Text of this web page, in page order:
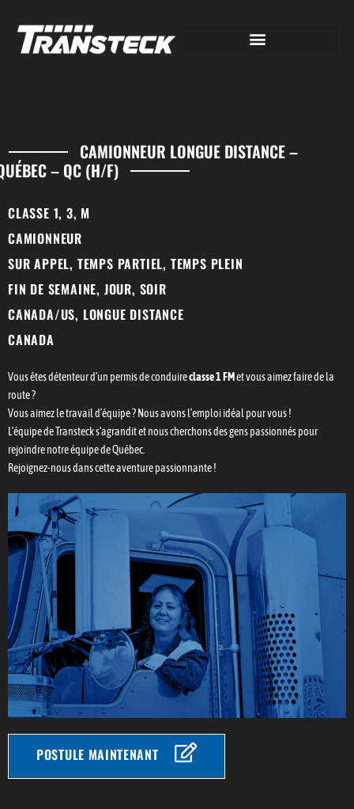
CAMIONNEUR LONGUE DISTANCE –
– QC (H/F)
CLASSE 1, 3, M
CAMIONNEUR
SUR APPEL, TEMPS PARTIEL, TEMPS PLEIN
FIN DE SEMAINE, JOUR, SOIR
CANADA/US, LONGUE DISTANCE
CANADA
Vous êtes détenteur d’un permis de conduireclasse 1 FMet vous aimez faire de la
route ?
Vous aimez le travail d’équipe ? Nous avons l’emploi idéal pour vous !
L’équipe de Transteck s’agrandit et nous cherchons des gens passionnés pour
rejoindre notre équipe de Québec.
Rejoignez-nous dans cette aventure passionnante !
POSTULE MAINTENANT